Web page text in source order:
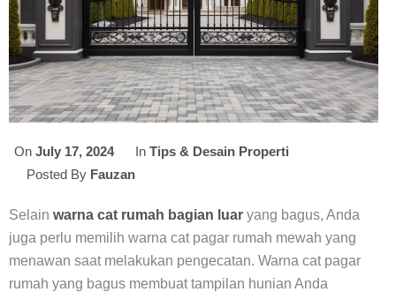
On July 17, 2024 In Tips & Desain Properti
Posted By Fauzan
Selain warna cat rumah bagian luar yang bagus, Anda
juga perlu memilih warna cat pagar rumah mewah yang
menawan saat melakukan pengecatan. Warna cat pagar
rumah yang bagus membuat tampilan hunian Anda